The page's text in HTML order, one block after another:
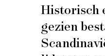
Historisch
gezien